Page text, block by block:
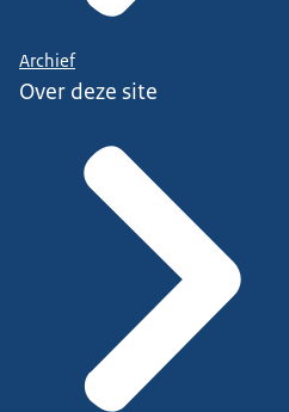
Archief
Over deze site